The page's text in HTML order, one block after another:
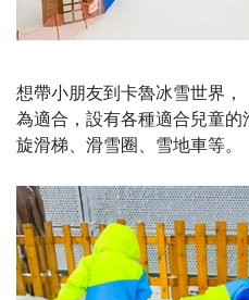
想帶小朋友到卡魯冰雪世界
為適合，設有各種適合兒童
旋滑梯、滑雪圈、雪地車等。